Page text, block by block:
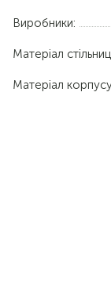
Виробники:
Матеріал
Матеріал